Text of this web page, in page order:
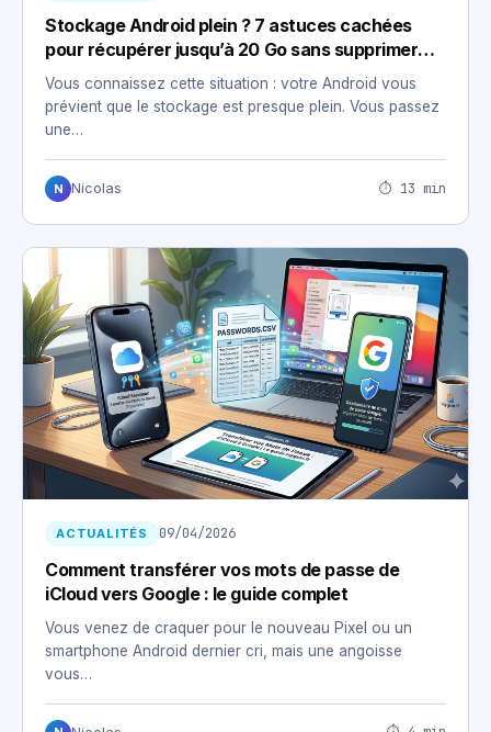
Stockage Android plein ? 7 astuces cachées
pour récupérer jusqu’à 20 Go sans supprimer
vos photos
Vous connaissez cette situation : votre Android vous
prévient que le stockage est presque plein. Vous passez
une…
N Nicolas ⏱ 13 min
ACTUALITÉS 09/04/2026
Comment transférer vos mots de passe de
iCloud vers Google : le guide complet
Vous venez de craquer pour le nouveau Pixel ou un
smartphone Android dernier cri, mais une angoisse
vous…